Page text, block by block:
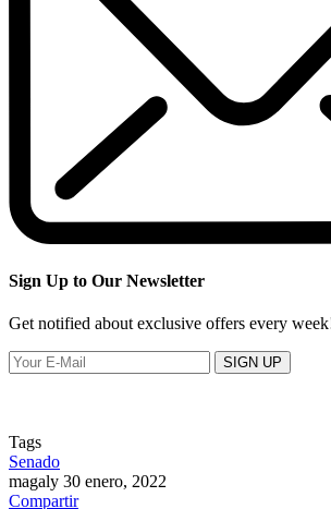
Sign Up to Our Newsletter
Get notified about exclusive offers every
SIGN UP
Tags
Senado
magaly 30 enero, 2022
Compartir